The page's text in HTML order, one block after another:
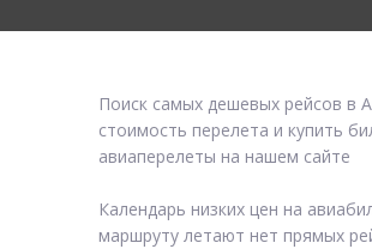
Поиск самых дешевых рейсов в
стоимость перелета и купить
авиаперелеты на нашем сайте
Календарь низких цен на
маршруту летают нет прямых